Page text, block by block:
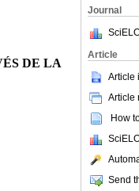
Journal
Article
Article
Article
How
Send
DE LA